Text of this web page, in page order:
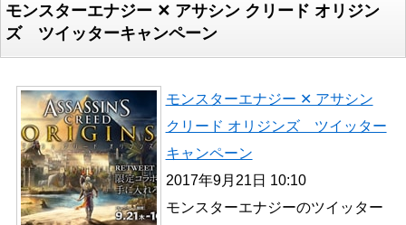
モンスターエナジー ✕ アサシン クリード オリジン
ズ ツイッターキャンペーン
モンスターエナジー ✕ アサシン
クリード オリジンズ ツイッター
キャンペーン
2017年9月21日 10:10
モンスターエナジーのツイッター